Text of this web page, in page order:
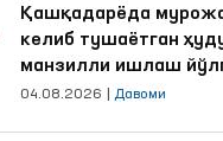
Қашқадарёда
келиб тушаётган
манзилли ишлаш
04.08.2026 Давоми